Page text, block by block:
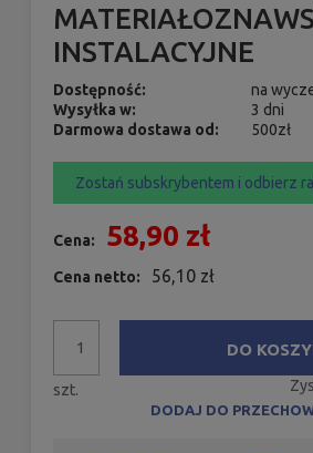
INSTALACYJNE
Dostępność:
na
Wysyłka w:
3 dni
Darmowa dostawa od:
500zł
Zostań subskrybentem i odbierz
Cena: 58,90 zł
Cena netto: 56,10 zł
szt.
DO
DODAJ DO